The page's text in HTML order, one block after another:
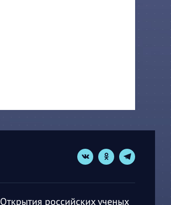
Открытия российских ученых